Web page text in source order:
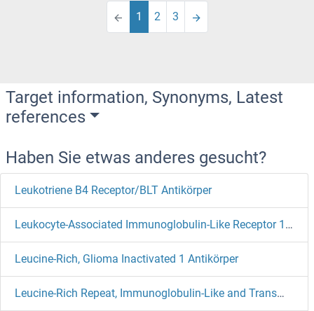
1 2 3
Target information, Synonyms, Latest
references
Haben Sie etwas anderes gesucht?
Leukotriene B4 Receptor/BLT Antikörper
Leukocyte-Associated Immunoglobulin-Like Receptor 1 Antikörper
Leucine-Rich, Glioma Inactivated 1 Antikörper
Leucine-Rich Repeat, Immunoglobulin-Like and Transmembrane Domains 1 Antikörper